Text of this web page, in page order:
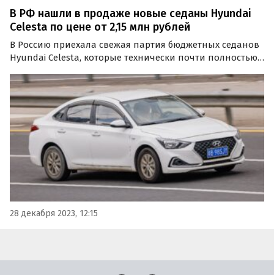
В РФ нашли в продаже новые седаны Hyundai
Celesta по цене от 2,15 млн рублей
В Россию приехала свежая партия бюджетных седанов
Hyundai Celesta, которые технически почти полностью
дилеры из разных городов страны продают их
минимум за 2 150 000 рублей, пишут «Автоновости дня».
28 декабря 2023, 12:15